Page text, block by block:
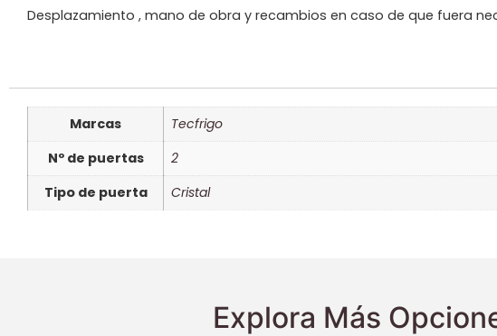
Desplazamiento , mano de obra y recambios en caso de que fuera
Marcas
Tecfrigo
Nº de puertas
2
Tipo de puerta
Cristal
Explora Más